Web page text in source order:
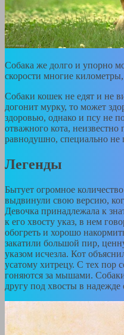
Собака же долго и упорно
скорости многие
Собаки кошек не едят и не
догонит мурку, то может
здоровью, однако и псу не
отважного кота,
равнодушно, специально не
Легенды
Бытует огромное
выдвинули свою версию,
Девочка принадлежала к
к его хвосту указ, в нем
обогреть и хорошо
закатили большой пир,
указом исчезла. Кот
усатому хитрецу. С тех пор
гоняются за мышами.
другу под хвосты в